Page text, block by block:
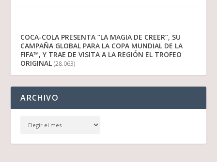
COCA-COLA PRESENTA “LA MAGIA DE CREER”, SU
CAMPAÑA GLOBAL PARA LA COPA MUNDIAL DE LA
FIFA™, Y TRAE DE VISITA A LA REGIÓN EL TROFEO
ORIGINAL (28.063)
ARCHIVO